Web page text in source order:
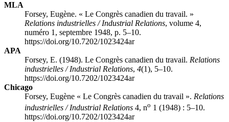
MLA
Forsey, Eugène. « Le Congrès canadien du travail. »
Relations industrielles / Industrial Relations, volume 4,
numéro 1, septembre 1948, p. 5–10.
https://doi.org/10.7202/1023424ar
APA
Forsey, E. (1948). Le Congrès canadien du travail. Relations
industrielles / Industrial Relations, 4(1), 5–10.
https://doi.org/10.7202/1023424ar
Chicago
Forsey, Eugène « Le Congrès canadien du travail ». Relations
industrielles / Industrial Relations 4, no 1 (1948) : 5–10.
https://doi.org/10.7202/1023424ar